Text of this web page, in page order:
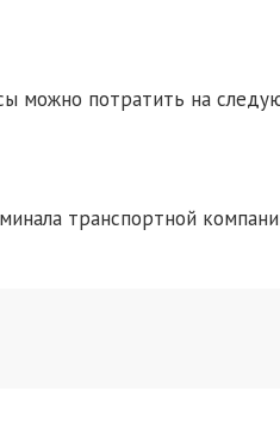
можно потратить на
транспортной